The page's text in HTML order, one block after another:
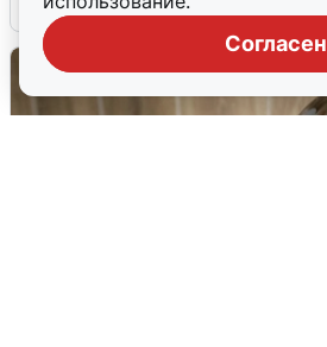
Согласен